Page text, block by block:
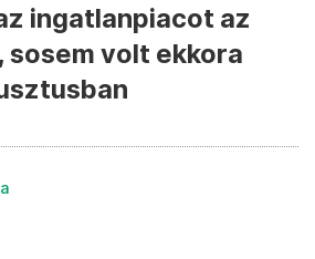
ingatlanpiacot az
volt ekkora